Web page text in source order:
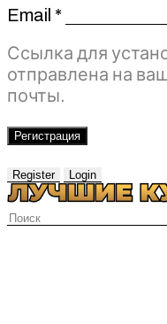
Email *Обязательно
Ссылка для
отправлена ​​на
почты.
Регистрация
Register Login